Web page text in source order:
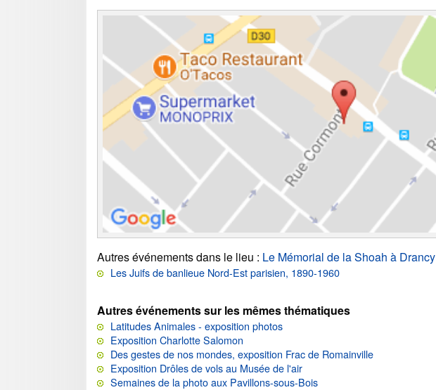
Autres événements dans le lieu : Le Mémorial de la Shoah à Drancy
Les Juifs de banlieue Nord-Est parisien, 1890-1960
Autres événements sur les mêmes thématiques
Latitudes Animales - exposition photos
Exposition Charlotte Salomon
Des gestes de nos mondes, exposition Frac de Romainville
Exposition Drôles de vols au Musée de l'air
Semaines de la photo aux Pavillons-sous-Bois